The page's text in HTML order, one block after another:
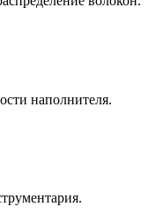
наполнителя.